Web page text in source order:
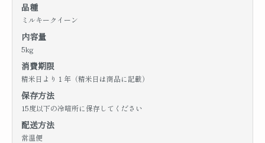
品種
ミルキークイーン
内容量
5kg
消費期限
精米日より１年（精米日は商品に記載）
保存方法
15度以下の冷暗所に保存してください
配送方法
常温便